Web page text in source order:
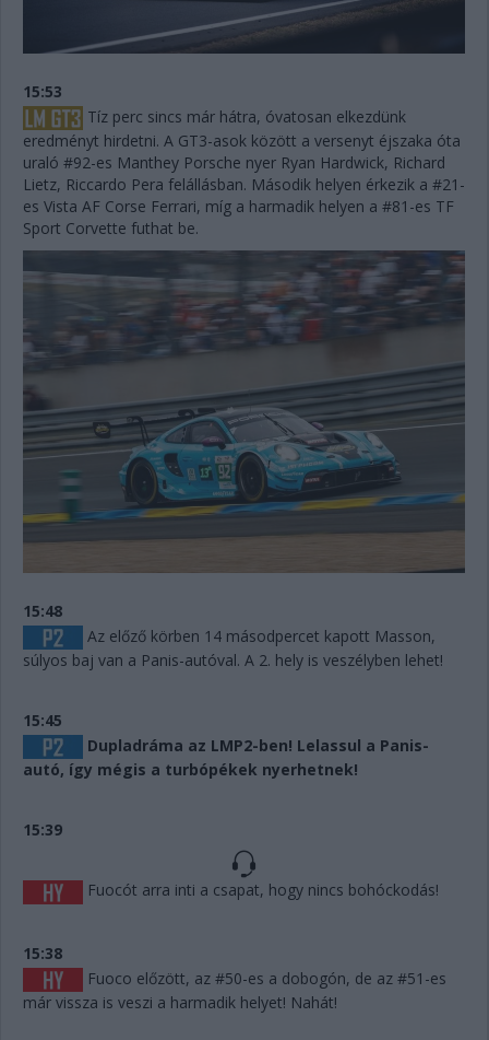
15:53
Tíz perc sincs már hátra, óvatosan elkezdünk
eredményt hirdetni. A GT3-asok között a versenyt éjszaka óta
uraló #92-es Manthey Porsche nyer Ryan Hardwick, Richard
Lietz, Riccardo Pera felállásban. Második helyen érkezik a #21-
es Vista AF Corse Ferrari, míg a harmadik helyen a #81-es TF
Sport Corvette futhat be.
15:48
Az előző körben 14 másodpercet kapott Masson,
súlyos baj van a Panis-autóval. A 2. hely is veszélyben lehet!
15:45
Dupladráma az LMP2-ben! Lelassul a Panis-
autó, így mégis a turbópékek nyerhetnek!
15:39
Fuocót arra inti a csapat, hogy nincs bohóckodás!
15:38
Fuoco előzött, az #50-es a dobogón, de az #51-es
már vissza is veszi a harmadik helyet! Nahát!